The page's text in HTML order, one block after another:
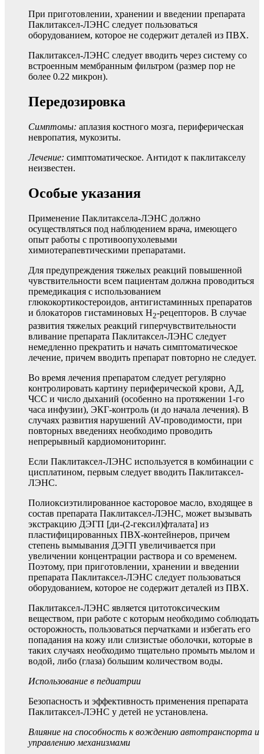
При приготовлении, хранении и введении препарата
Паклитаксел-ЛЭНС следует пользоваться
оборудованием, которое не содержит деталей из ПВХ.
Паклитаксел-ЛЭНС следует вводить через систему со
встроенным мембранным фильтром (размер пор не
более 0.22 микрон).
Передозировка
Симптомы: аплазия костного мозга, периферическая
невропатия, мукозиты.
Лечение: симптоматическое. Антидот к паклитакселу
неизвестен.
Особые указания
Применение Паклитаксела-ЛЭНС должно
осуществляться под наблюдением врача, имеющего
опыт работы с противоопухолевыми
химиотерапевтическими препаратами.
Для предупреждения тяжелых реакций повышенной
чувствительности всем пациентам должна проводиться
премедикация с использованием
глюкокортикостероидов, антигистаминных препаратов
и блокаторов гистаминовых Н2-рецепторов. В случае
развития тяжелых реакций гиперчувствительности
вливание препарата Паклитаксел-ЛЭНС следует
немедленно прекратить и начать симптоматическое
лечение, причем вводить препарат повторно не следует.
Во время лечения препаратом следует регулярно
контролировать картину периферической крови, АД,
ЧСС и число дыханий (особенно на протяжении 1-го
часа инфузии), ЭКГ-контроль (и до начала лечения). В
случаях развития нарушений AV-проводимости, при
повторных введениях необходимо проводить
непрерывный кардиомониторинг.
Если Паклитаксел-ЛЭНС используется в комбинации с
цисплатином, первым следует вводить Паклитаксел-
ЛЭНС.
Полиоксиэтилированное касторовое масло, входящее в
состав препарата Паклитаксел-ЛЭНС, может вызывать
экстракцию ДЭГП [ди-(2-гексил)фталата] из
пластифицированных ПВХ-контейнеров, причем
степень вымывания ДЭГП увеличивается при
увеличении концентрации раствора и со временем.
Поэтому, при приготовлении, хранении и введении
препарата Паклитаксел-ЛЭНС следует пользоваться
оборудованием, которое не содержит деталей из ПВХ.
Паклитаксел-ЛЭНС является цитотоксическим
веществом, при работе с которым необходимо соблюдать
осторожность, пользоваться перчатками и избегать его
попадания на кожу или слизистые оболочки, которые в
таких случаях необходимо тщательно промыть мылом и
водой, либо (глаза) большим количеством воды.
Использование в педиатрии
Безопасность и эффективность применения препарата
Паклитаксел-ЛЭНС у детей не установлена.
Влияние на способность к вождению автотранспорта и
управлению механизмами